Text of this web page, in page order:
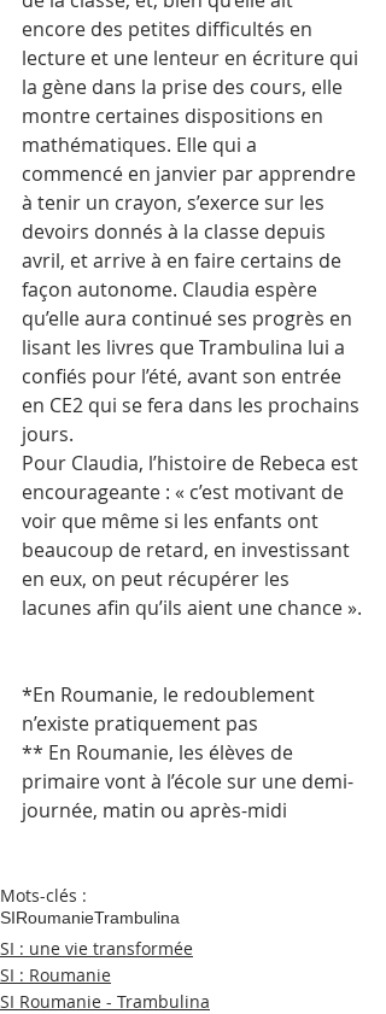
encore des petites difficultés en
lecture et une lenteur en écriture qui
la gène dans la prise des cours, elle
montre certaines dispositions en
mathématiques. Elle qui a
commencé en janvier par apprendre
à tenir un crayon, s’exerce sur les
devoirs donnés à la classe depuis
avril, et arrive à en faire certains de
façon autonome. Claudia espère
qu’elle aura continué ses progrès en
lisant les livres que Trambulina lui a
confiés pour l’été, avant son entrée
en CE2 qui se fera dans les prochains
jours.
Pour Claudia, l’histoire de Rebeca est
encourageante : « c’est motivant de
voir que même si les enfants ont
beaucoup de retard, en investissant
en eux, on peut récupérer les
lacunes afin qu’ils aient une chance ».
*En Roumanie, le redoublement
n’existe pratiquement pas
** En Roumanie, les élèves de
primaire vont à l’école sur une demi-
journée, matin ou après-midi
Mots-clés :
SIRoumanieTrambulina
SI : une vie transformée
SI : Roumanie
SI Roumanie - Trambulina